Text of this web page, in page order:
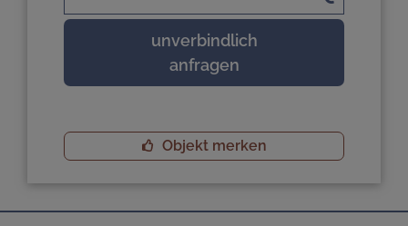
unverbindlich
anfragen
Objekt merken